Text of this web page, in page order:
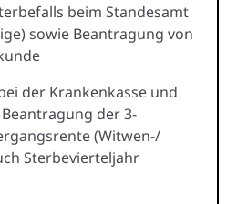
beim Standesamt
sowie Beantragung von
der Krankenkasse und
der 3-
(Witwen-/
Sterbevierteljahr